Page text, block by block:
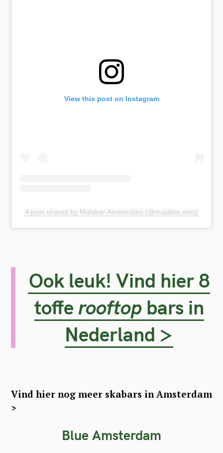
View this post on Instagram
A post shared by Malabar Amsterdam (@malabar.ams)
Ook leuk! Vind hier 8
toffe rooftop bars in
Nederland >
Vind hier nog meer skabars in Amsterdam
>
Blue Amsterdam